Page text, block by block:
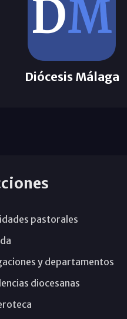
Diócesis Málaga
pastorales
y departamentos
diocesanas